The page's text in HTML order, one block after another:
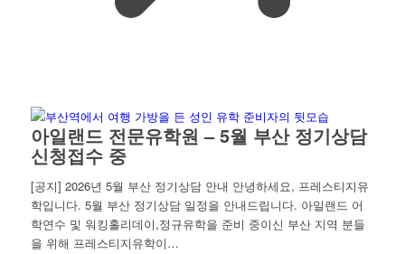
아일랜드 전문유학원 – 5월 부산 정기상담
신청접수 중
[공지] 2026년 5월 부산 정기상담 안내 안녕하세요, 프레스티지유
학입니다. 5월 부산 정기상담 일정을 안내드립니다. 아일랜드 어
학연수 및 워킹홀리데이,정규유학을 준비 중이신 부산 지역 분들
을 위해 프레스티지유학이…